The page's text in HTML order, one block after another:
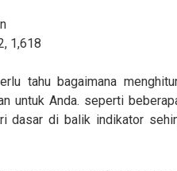
1,618
tahu bagaimana
untuk Anda. seperti
dasar di balik indikator